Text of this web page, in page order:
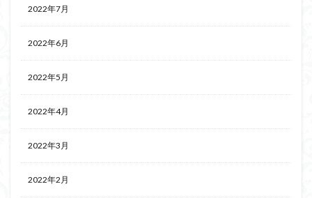
2022年7月
2022年6月
2022年5月
2022年4月
2022年3月
2022年2月